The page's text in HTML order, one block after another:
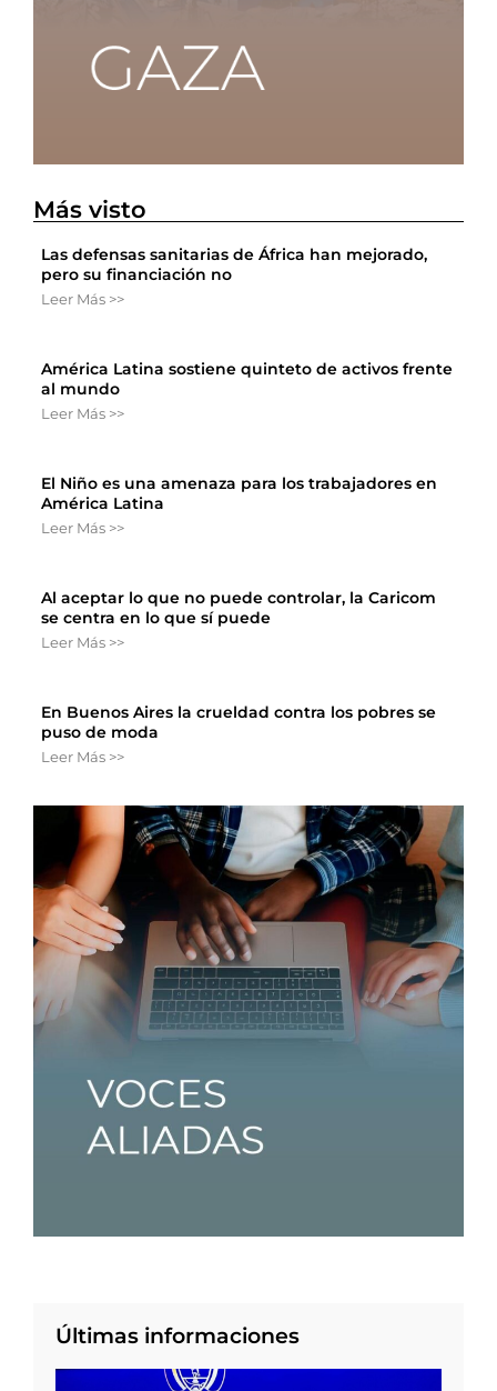
Más visto
Las defensas sanitarias de África han mejorado,
pero su financiación no
Leer Más >>
América Latina sostiene quinteto de activos frente
al mundo
Leer Más >>
El Niño es una amenaza para los trabajadores en
América Latina
Leer Más >>
Al aceptar lo que no puede controlar, la Caricom
se centra en lo que sí puede
Leer Más >>
En Buenos Aires la crueldad contra los pobres se
puso de moda
Leer Más >>
Últimas informaciones